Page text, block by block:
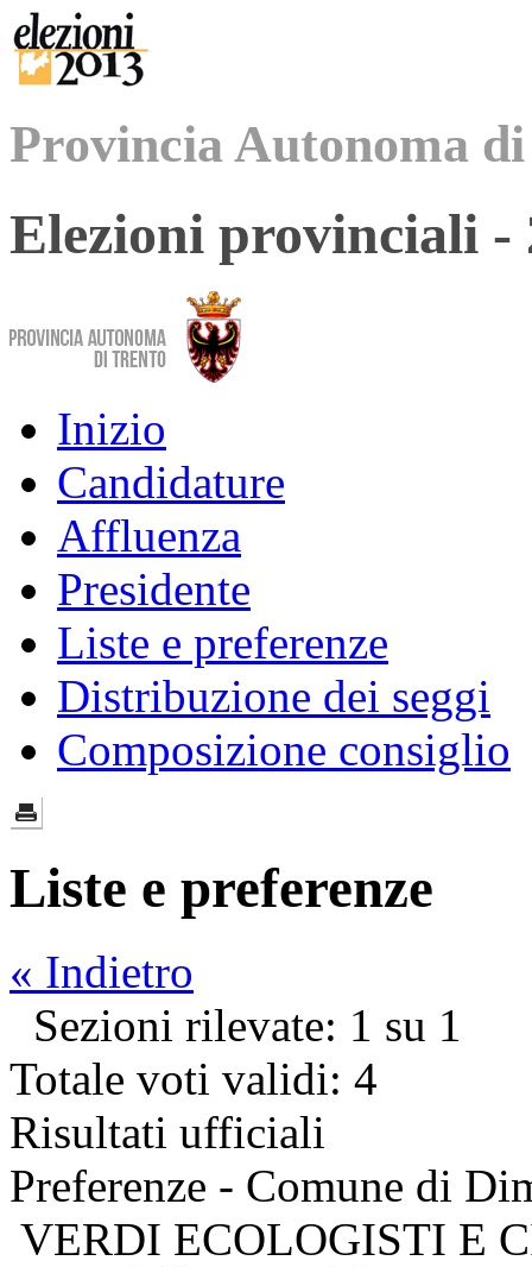
Provincia Autonoma
Elezioni provinciali -
Inizio
Candidature
Affluenza
Presidente
Liste e preferenze
Distribuzione dei seggi
Composizione consiglio
Liste e preferenze
« Indietro
Sezioni rilevate: 1 su 1
Totale voti validi: 4
Risultati ufficiali
Preferenze - Comune di
VERDI ECOLOGISTI E